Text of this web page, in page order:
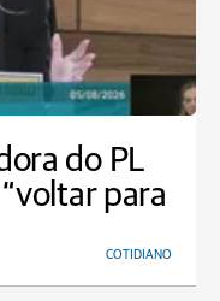
do PL
para
COTIDIANO